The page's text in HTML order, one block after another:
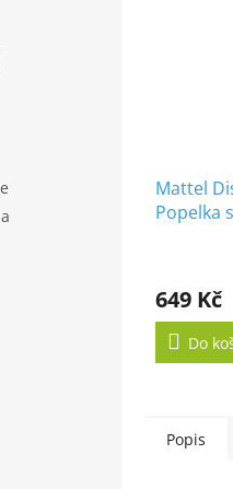
Mattel
Popelka
649 Kč
Do
Popis